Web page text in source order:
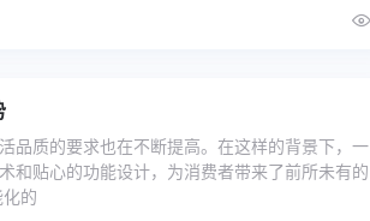
品质的要求也在不断提高。在这样的背景下，一
和贴心的功能设计，为消费者带来了前所未有的
的